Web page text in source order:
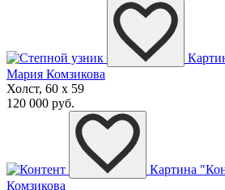
Мария Комзикова
Холст, 60 x 59
120 000 руб.
Картина
Комзикова